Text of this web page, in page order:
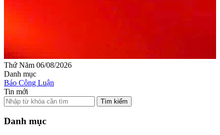
Thứ Năm 06/08/2026
Danh mục
Báo Công Luận
Tin mới
Tìm kiếm
Danh mục